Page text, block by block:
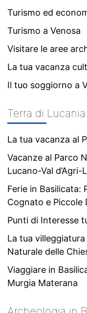
Turismo ed
Turismo a Venosa
Visitare le aree
La tua vacanza
Il tuo soggiorno a
Terra di Lucania
La tua vacanza al
Vacanze al Parco
Lucano-Val d’Agri-
Ferie in Basilicata:
Cognato e Piccole
Punti di Interesse
La tua
Naturale delle
Viaggiare in
Murgia Materana